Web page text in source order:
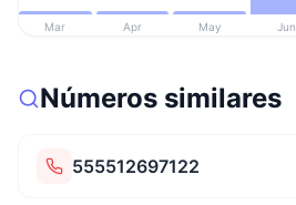
Mar Apr May Jun
Números similares
555512697122